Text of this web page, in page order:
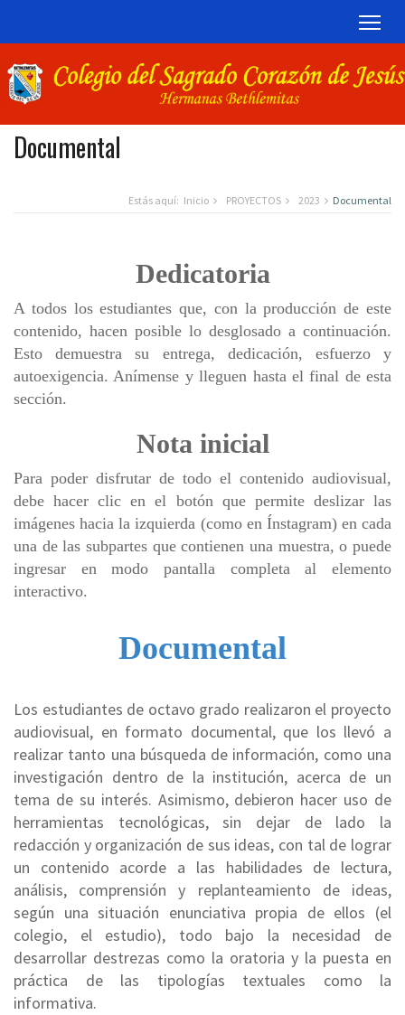
Documental
Estás aquí: Inicio PROYECTOS 2023 Documental
Dedicatoria
A todos los estudiantes que, con la producción de este
contenido, hacen posible lo desglosado a continuación.
Esto demuestra su entrega, dedicación, esfuerzo y
autoexigencia. Anímense y lleguen hasta el final de esta
sección.
Nota inicial
Para poder disfrutar de todo el contenido audiovisual,
debe hacer clic en el botón que permite deslizar las
imágenes hacia la izquierda (como en Ínstagram) en cada
una de las subpartes que contienen una muestra, o puede
ingresar en modo pantalla completa al elemento
interactivo.
Documental
Los estudiantes de octavo grado realizaron el proyecto
audiovisual, en formato documental, que los llevó a
realizar tanto una búsqueda de información, como una
investigación dentro de la institución, acerca de un
tema de su interés. Asimismo, debieron hacer uso de
herramientas tecnológicas, sin dejar de lado la
redacción y organización de sus ideas, con tal de lograr
un contenido acorde a las habilidades de lectura,
análisis, comprensión y replanteamiento de ideas,
según una situación enunciativa propia de ellos (el
colegio, el estudio), todo bajo la necesidad de
desarrollar destrezas como la oratoria y la puesta en
práctica de las tipologías textuales como la
informativa.